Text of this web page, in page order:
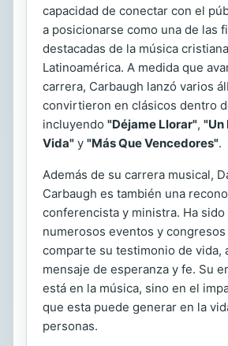
capacidad de conectar con el
a posicionarse como una de las
destacadas de la música
Latinoamérica. A medida que
carrera, Carbaugh lanzó varios
convirtieron en clásicos dentro
incluyendo "Déjame Llorar", "Un
Vida" y "Más Que Vencedores".
Además de su carrera musical,
Carbaugh es también una
conferencista y ministra. Ha sido
numerosos eventos y
comparte su testimonio de vida,
mensaje de esperanza y fe. Su
está en la música, sino en el
que esta puede generar en la
personas.